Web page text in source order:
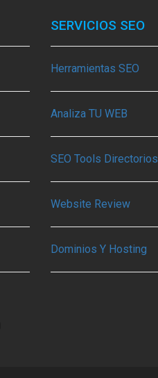
SERVICIOS SEO
Herramientas SEO
Analiza TU WEB
SEO Tools Directorios
Website Review
Dominios Y Hosting